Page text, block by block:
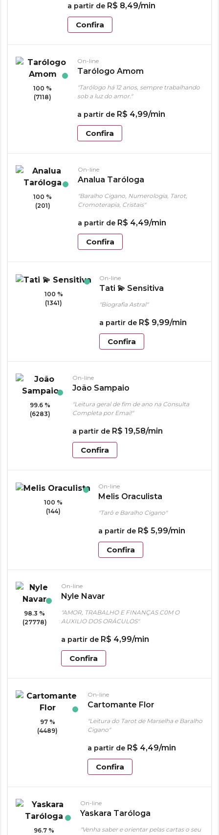
a partir de R$ 8,49/min
Confira
100 %
(7118)
On-line
Tarólogo Amom
"Tarólogo há 12 anos, sempre trabalhando
sob a luz do amor."
a partir de R$ 4,99/min
Confira
100 %
(201)
On-line
Analua Taróloga
"Baralho Cigano, Numerologia, Tarot,
Cromoterapia, Cristais"
a partir de R$ 4,49/min
Confira
100 %
(1341)
On-line
Tati 💫 Sensitiva
"Biografia Astral"
a partir de R$ 9,99/min
Confira
99.6 %
(6283)
On-line
João Sampaio
"Leitura geral de fim de ano na Consulta
Completa por Emai!"
a partir de R$ 19,58/min
Confira
100 %
(144)
On-line
Melis Oraculista
"Tarô e Baralho Cigano"
a partir de R$ 5,99/min
Confira
98.3 %
(27778)
On-line
Nyle Navar
"AMOR, TRABALHO E FINANÇAS C0M O
AUXILIO DOS ORÁCULOS"
a partir de R$ 4,99/min
Confira
97 %
(4489)
On-line
Cartomante Flor
"Leitura do Tarot de Marselha e Baralho
Cigano"
a partir de R$ 4,49/min
Confira
96.7 %
On-line
Yaskara Taróloga
"Venha saber e orientar pelas cartas o seu